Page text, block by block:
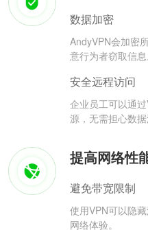
数据加密
AndyVPN会加密
意行为者窃取信息
安全远程访问
企业员工可以通
源，无需担心数据
提高网络性
避免带宽限制
使用VPN可以隐
网络体验。